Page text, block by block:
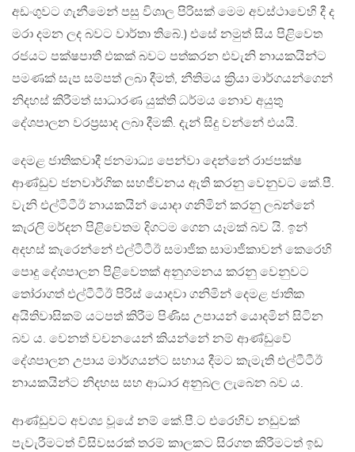
අඩංගුවට ගැනීමෙන් පසු විශාල පිරිසක් මෙම අවස්ථාවෙහි දී ද
මරා දමන ලද බවට වාර්තා තිබේ.) එසේ නමුත් සිය පිළිවෙත
රජයට පක්ෂපාතී එකක් බවට පත්කරන එවැනි නායකයින්ට
පමණක් සැප සම්පත් ලබා දීමත්, නීතිමය ක්‍රියා මාර්ගයන්ගෙන්
නිදහස් කිරීමත් සාධාරණ යුක්ති ධර්මය නොව අයුතු
දේශපාලන වරප්‍රසාද ලබා දීමකි. දැන් සිදු වන්නේ එයයි.
දෙමළ ජාතිකවාදී ජනමාධ්‍ය පෙන්වා දෙන්නේ රාජපක්ෂ
ආණ්ඩුව ජනවාර්ගික සහජීවනය ඇති කරනු වෙනුවට කේ.පී.
වැනි එල්ටීටීඊ නායකයින් යොදා ගනිමින් කරනු ලබන්නේ
කැරලි මර්දන පිළිවෙතම දිගටම ගෙන යෑමක් බව යි. ඉන්
අදහස් කැරෙන්නේ එල්ටීටීඊ සමාජික සාමාජිකාවන් කෙරෙහි
පොදු දේශපාලන පිළිවෙතක් අනුගමනය කරනු වෙනුවට
තෝරාගත් එල්ටීටීඊ පිරිස් යොදවා ගනිමින් දෙමළ ජාතික
අයිතිවාසිකම් යටපත් කිරීම පිණිස උපායන් යොදමින් සිටින
බව ය. වෙනත් වචනයෙන් කියන්නේ නම් ආණ්ඩුවේ
දේශපාලන උපාය මාර්ගයන්ට සහාය දීමට කැමැති එල්ටීටීඊ
නායකයින්ට නිදහස සහ ආධාර අනුබල ලැබෙන බව ය.
ආණ්ඩුවට අවශ්‍ය වූයේ නම් කේ.පී.ට එරෙහිව නඩුවක්
පැවැරීමටත් විසිවසරක් තරම් කාලකට සිරගත කිරීමටත් ඉඩ